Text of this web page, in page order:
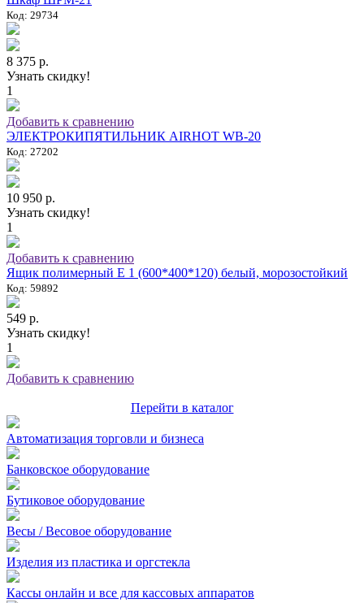
Код: 29734
8 375 р.
Узнать скидку!
1
Добавить к сравнению
ЭЛЕКТРОКИПЯТИЛЬНИК AIRHOT WB-20
Код: 27202
10 950 р.
Узнать скидку!
1
Добавить к сравнению
Ящик полимерный E 1 (600*400*120) белый, морозостойкий
Код: 59892
549 р.
Узнать скидку!
1
Добавить к сравнению
Перейти в каталог
Автоматизация торговли и бизнеса
Банковское оборудование
Бутиковое оборудование
Весы / Весовое оборудование
Изделия из пластика и оргстекла
Кассы онлайн и все для кассовых аппаратов